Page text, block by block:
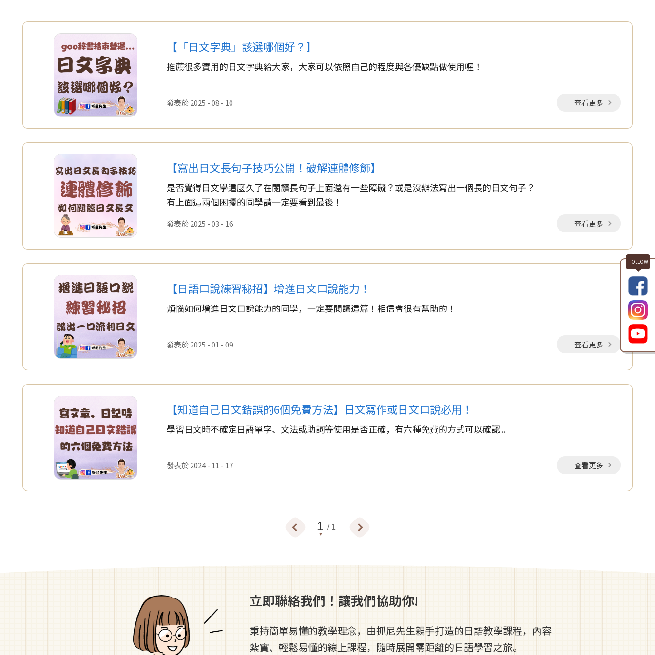
【「日文字典」該選哪個好？】
推薦很多實用的日文字典給大家，大家可以依照自己的程度與各優缺點做使用喔！
發表於 2025 - 08 - 10 查看更多
【寫出日文長句子技巧公開！破解連體修飾】
是否覺得日文學這麼久了在閱讀長句子上面還有一些障礙？或是沒辦法寫出一個長的日文句子？
有上面這兩個困擾的同學請一定要看到最後！
發表於 2025 - 03 - 16 查看更多
【日語口說練習秘招】增進日文口說能力！
煩惱如何增進日文口說能力的同學，一定要閱讀這篇！相信會很有幫助的！
發表於 2025 - 01 - 09 查看更多
【知道自己日文錯誤的6個免費方法】日文寫作或日文口說必用！
學習日文時不確定日語單字、文法或助詞等使用是否正確，有六種免費的方式可以確認...
發表於 2024 - 11 - 17 查看更多
/ 1
立即聯絡我們！讓我們協助你!
秉持簡單易懂的教學理念，由抓尼先生親手打造的日語教學課程，內容
紮實、輕鬆易懂的線上課程，隨時展開零距離的日語學習之旅。